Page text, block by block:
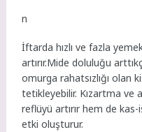
n
İftarda hızlı ve fazla
artırır.Mide doluluğu
omurga rahatsızlığı olan
tetikleyebilir. Kızartma ve
reflüyü artırır hem de
etki oluşturur.